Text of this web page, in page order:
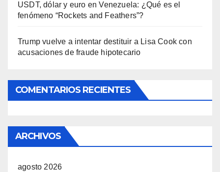
USDT, dólar y euro en Venezuela: ¿Qué es el
fenómeno “Rockets and Feathers”?
Trump vuelve a intentar destituir a Lisa Cook con
acusaciones de fraude hipotecario
COMENTARIOS RECIENTES
ARCHIVOS
agosto 2026